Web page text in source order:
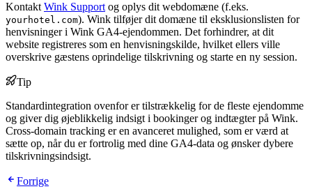
Kontakt Wink Support og oplys dit webdomæne (f.eks.
yourhotel.com). Wink tilføjer dit domæne til eksklusionslisten for
henvisninger i Wink GA4-ejendommen. Det forhindrer, at dit
website registreres som en henvisningskilde, hvilket ellers ville
overskrive gæstens oprindelige tilskrivning og starte en ny session.
Tip
Standardintegration ovenfor er tilstrækkelig for de fleste ejendomme
og giver dig øjeblikkelig indsigt i bookinger og indtægter på Wink.
Cross-domain tracking er en avanceret mulighed, som er værd at
sætte op, når du er fortrolig med dine GA4-data og ønsker dybere
tilskrivningsindsigt.
Forrige